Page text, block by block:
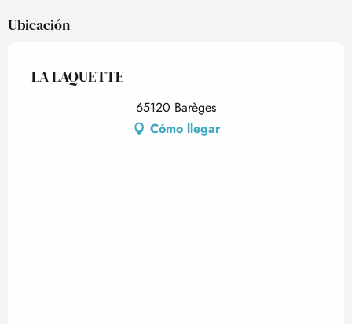
Ubicación
LA LAQUETTE
65120 Barèges
Cómo llegar